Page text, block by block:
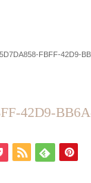
5D7DA858-FBFF-42D9-
42D9-